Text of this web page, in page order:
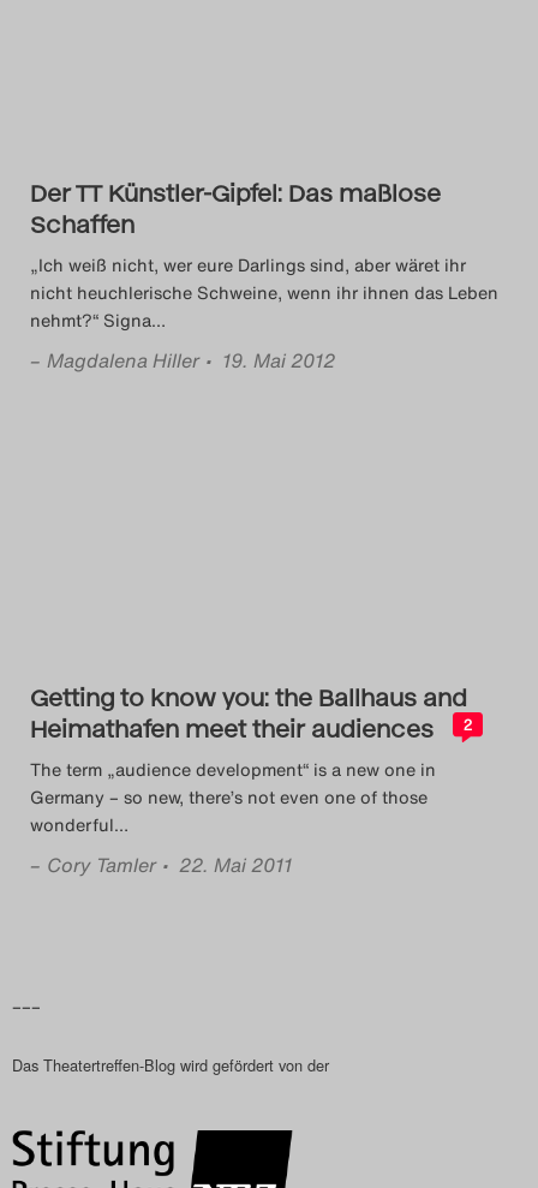
2015
Das Theatertreffen-Blog
2016
Das Theatertreffen-Blog
Das Theatertreffen-Blog
2019
Das Theatertreffen-Blog
Das Theatertreffen-Blog
2022
2023
Der TT Künstler-Gipfel: Das maßlose
Schaffen
„Ich weiß nicht, wer eure Darlings sind, aber wäret ihr
nicht heuchlerische Schweine, wenn ihr ihnen das Leben
nehmt?“ Signa…
– Magdalena Hiller • 19. Mai 2012
Getting to know you: the Ballhaus and
Heimathafen meet their audiences
2
The term „audience development“ is a new one in
Germany – so new, there’s not even one of those
wonderful…
– Cory Tamler • 22. Mai 2011
–––
Das Theatertreffen-Blog wird gefördert von der